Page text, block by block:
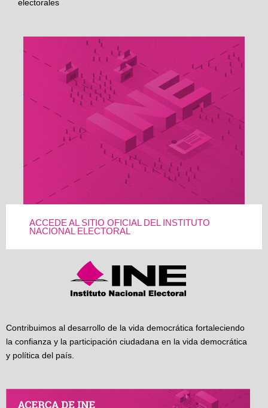
electorales
ACCEDE AL SITIO OFICIAL DEL INSTITUTO
NACIONAL ELECTORAL
Contribuimos al desarrollo de la vida democrática fortaleciendo
la confianza y la participación ciudadana en la vida democrática
y política del país.